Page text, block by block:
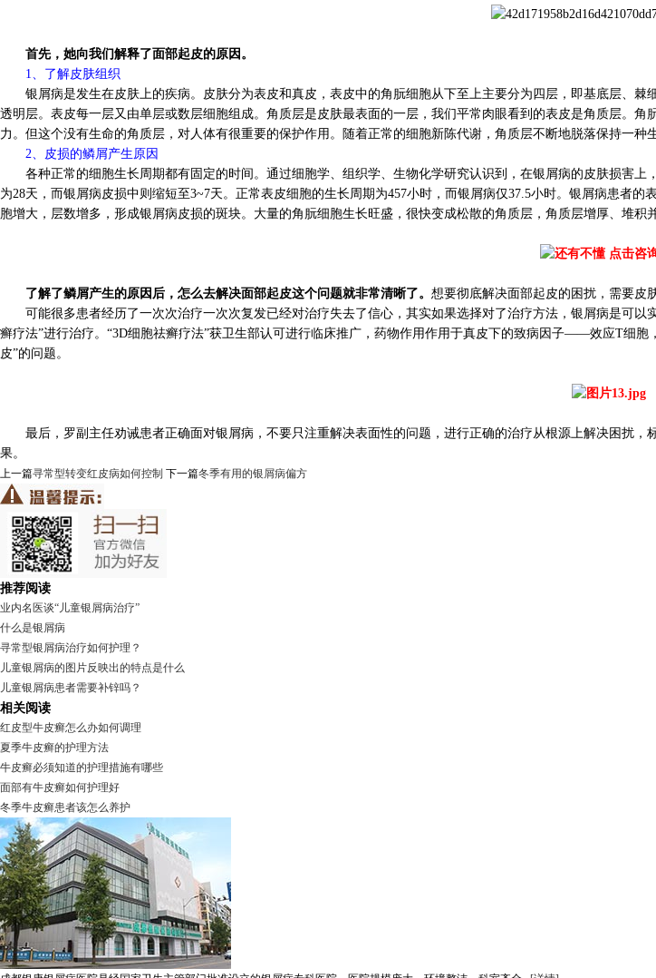
首先，她向我们解释了面部起皮的原因。
1、了解皮肤组织
银屑病是发生在皮肤上的疾病。皮肤分为表皮和真皮，表皮中的角朊细胞从下至上主要分为四层，即基底层、棘
透明层。表皮每一层又由单层或数层细胞组成。角质层是皮肤最表面的一层，我们平常肉眼看到的表皮是角质层。
力。但这个没有生命的角质层，对人体有很重要的保护作用。随着正常的细胞新陈代谢，角质层不断地脱落保持一种
2、皮损的鳞屑产生原因
各种正常的细胞生长周期都有固定的时间。通过细胞学、组织学、生物化学研究认识到，在银屑病的皮肤损害上
为28天，而银屑病皮损中则缩短至3~7天。正常表皮细胞的生长周期为457小时，而银屑病仅37.5小时。银屑病患者
胞增大，层数增多，形成银屑病皮损的斑块。大量的角朊细胞生长旺盛，很快变成松散的角质层，角质层增厚、堆
了解了鳞屑产生的原因后，怎么去解决面部起皮这个问题就非常清晰了。 想要彻底解决面部起皮的困扰，需要皮
可能很多患者经历了一次次治疗一次次复发已经对治疗失去了信心，其实如果选择对了治疗方法，银屑病是可以
癣疗法”进行治疗。“3D细胞祛癣疗法”获卫生部认可进行临床推广，药物作用作用于真皮下的致病因子——效应T细
皮”的问题。
最后，罗副主任劝诫患者正确面对银屑病，不要只注重解决表面性的问题，进行正确的治疗从根源上解决困扰，
果。
上一篇寻常型转变红皮病如何控制 下一篇冬季有用的银屑病偏方
推荐阅读
业内名医谈“儿童银屑病治疗”
什么是银屑病
寻常型银屑病治疗如何护理？
儿童银屑病的图片反映出的特点是什么
儿童银屑病患者需要补锌吗？
相关阅读
红皮型牛皮癣怎么办如何调理
夏季牛皮癣的护理方法
牛皮癣必须知道的护理措施有哪些
面部有牛皮癣如何护理好
冬季牛皮癣患者该怎么养护